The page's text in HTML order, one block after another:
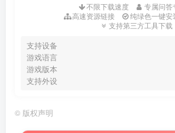
不限下载速度 专属问答
高速资源链接
纯绿色一键安
支持第三方工具下载
支持设备
游戏语言
游戏版本
支持外设
© 版权声明